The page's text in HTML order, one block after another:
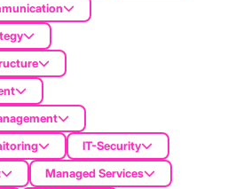
IT-Security
Managed Services